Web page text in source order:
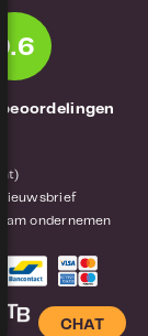
CHAT
9.6
nieuwsbrief
ondernemen